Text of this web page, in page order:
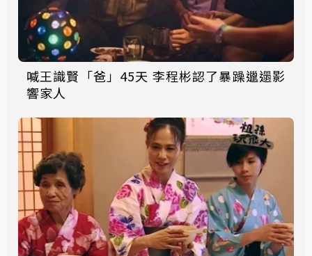
喊王識賢「爸」45天 李程彬認了暴躁邋遢影
響家人